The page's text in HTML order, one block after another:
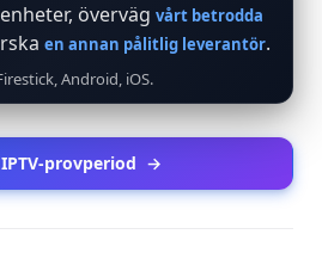
överväg vårt betrodda
en annan pålitlig leverantör.
Android, iOS.
provperiod →